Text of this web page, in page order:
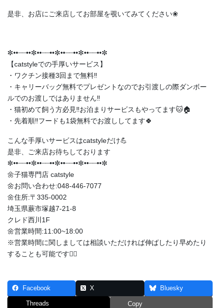
是非、お店にご来店してお部屋を覗いてみてください❀
✼••┈┈••✼••┈┈••✼••┈┈••✼••┈┈••✼
【catstyleでの手厚いサービス】
・ワクチン接種3回まで無料‼️
・キャリーバッグ無料でプレゼントなのでお引渡しの際ダンボー
ルでのお渡しではありません‼️
・猫初めて飼う方必見‼️お泊まりサービスもやってます🐱🏠
・先着順‼️フードも1袋無料でお渡ししてます🍀
こんな手厚いサービスはcatstyleだけ💪
是非、ご来店お待ちしております
✼••┈┈••✼••┈┈••✼••┈┈••✼••┈┈••✼
🌼子猫専門店 catstyle
🌼お問い合わせ:048-446-7077
🌼住所:〒335-0002
埼玉県蕨市塚越7-21-8
クレド西川1F
🌼営業時間:11:00~18:00
※営業時間に関しましては相談いただければ伸ばしたり早めたり
することも可能です🙆‍♀️
Facebook X Bluesky
Threads Copy